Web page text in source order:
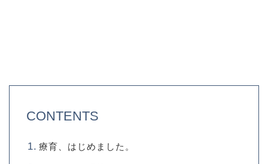
CONTENTS
療育、はじめました。